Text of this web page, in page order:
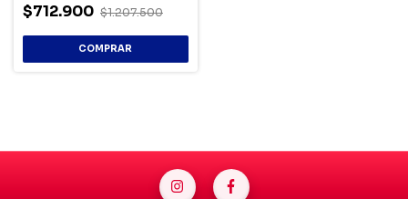
$712.900 $1.207.500